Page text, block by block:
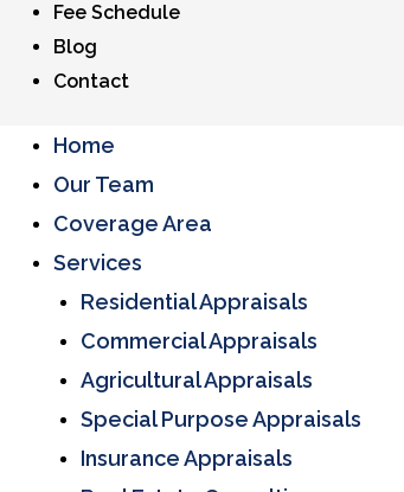
Fee Schedule
Blog
Contact
Home
Our Team
Coverage Area
Services
Residential Appraisals
Commercial Appraisals
Agricultural Appraisals
Special Purpose Appraisals
Insurance Appraisals